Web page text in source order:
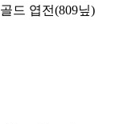
골드 엽전(809닢)